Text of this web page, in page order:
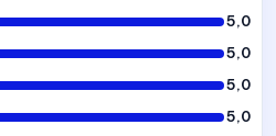
5,0
5,0
5,0
5,0